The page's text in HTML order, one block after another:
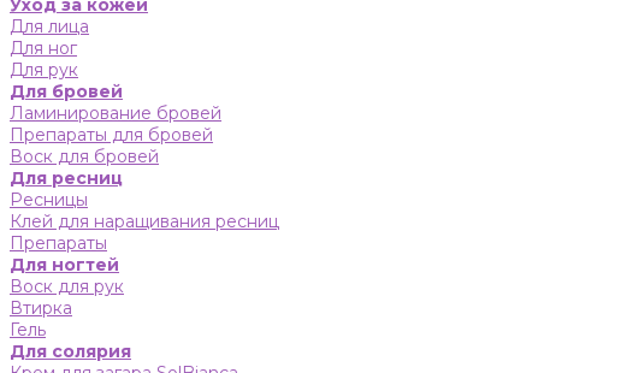
Уход за кожей
Для лица
Для ног
Для рук
Для бровей
Ламинирование бровей
Препараты для бровей
Воск для бровей
Для ресниц
Ресницы
Клей для наращивания ресниц
Препараты
Для ногтей
Воск для рук
Втирка
Гель
Для солярия